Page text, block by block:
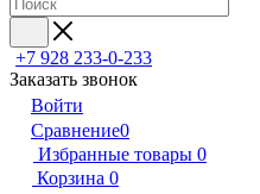
+7 928 233-0-233
Заказать звонок
Войти
Сравнение0
Избранные товары 0
Корзина 0